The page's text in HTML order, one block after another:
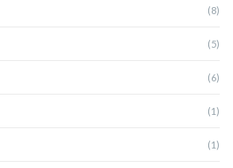
(8)
(5)
(6)
(1)
(1)